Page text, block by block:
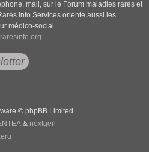
mail, sur le Forum maladies rares et
Info Services oriente aussi les
médico-social.
© phpBB Limited
& nextgen